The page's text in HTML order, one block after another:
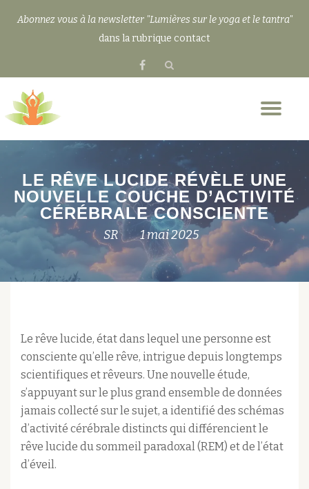
Abonnez vous à la newsletter "Lumières sur le yoga et le tantra"
dans la rubrique contact
fa-
LE RÊVE LUCIDE RÉVÈLE UNE
NOUVELLE COUCHE D’ACTIVITÉ
CÉRÉBRALE CONSCIENTE
SR 1 mai 2025
Le rêve lucide, état dans lequel une personne est
consciente qu’elle rêve, intrigue depuis longtemps
scientifiques et rêveurs. Une nouvelle étude,
s’appuyant sur le plus grand ensemble de données
jamais collecté sur le sujet, a identifié des schémas
d’activité cérébrale distincts qui différencient le
rêve lucide du sommeil paradoxal (REM) et de l’état
d’éveil.​